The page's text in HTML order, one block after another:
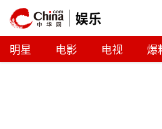
娱乐
明星 电影 电视 爆